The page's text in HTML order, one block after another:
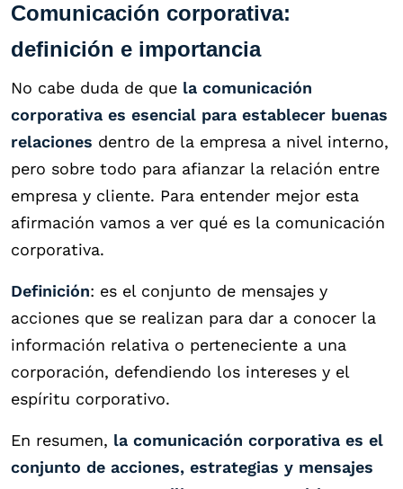
Comunicación corporativa:
definición e importancia
No cabe duda de que la comunicación
corporativa es esencial para establecer buenas
relaciones dentro de la empresa a nivel interno,
pero sobre todo para afianzar la relación entre
empresa y cliente. Para entender mejor esta
afirmación vamos a ver qué es la comunicación
corporativa.
Definición: es el conjunto de mensajes y
acciones que se realizan para dar a conocer la
información relativa o perteneciente a una
corporación, defendiendo los intereses y el
espíritu corporativo.
En resumen, la comunicación corporativa es el
conjunto de acciones, estrategias y mensajes